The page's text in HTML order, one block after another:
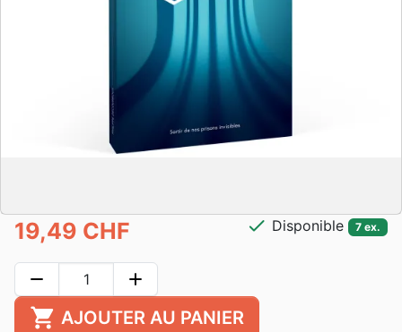
19,49 CHF check Disponible 7 ex.
remove add
shopping_cart AJOUTER AU PANIER